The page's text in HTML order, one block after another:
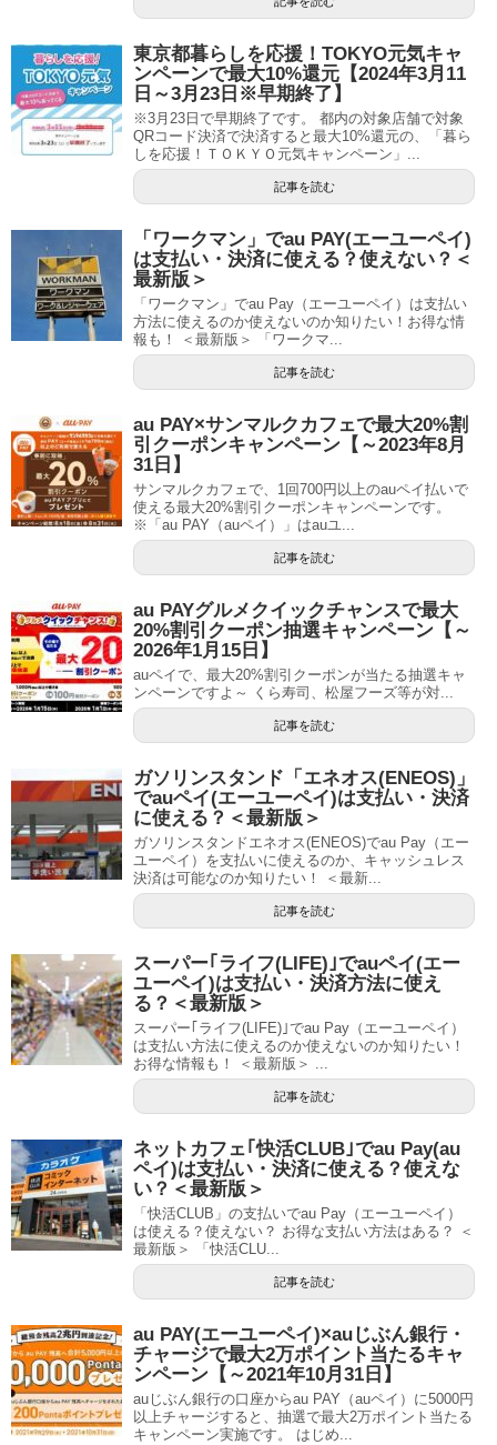
東京都暮らしを応援！TOKYO元気キャ
ンペーンで最大10%還元【2024年3月11
日～3月23日※早期終了】
※3月23日で早期終了です。 都内の対象店舗で対象
QRコード決済で決済すると最大10%還元の、「暮ら
しを応援！ＴＯＫＹＯ元気キャンペーン」...
記事を読む
「ワークマン」でau PAY(エーユーペイ)
は支払い・決済に使える？使えない？＜
最新版＞
「ワークマン」でau Pay（エーユーペイ）は支払い
方法に使えるのか使えないのか知りたい！お得な情
報も！ ＜最新版＞ 「ワークマ...
記事を読む
au PAY×サンマルクカフェで最大20%割
引クーポンキャンペーン【～2023年8月
31日】
サンマルクカフェで、1回700円以上のauペイ払いで
使える最大20%割引クーポンキャンペーンです。
※「au PAY（auペイ）」はauユ...
記事を読む
au PAYグルメクイックチャンスで最大
20%割引クーポン抽選キャンペーン【～
2026年1月15日】
auペイで、最大20%割引クーポンが当たる抽選キャ
ンペーンですよ～ くら寿司、松屋フーズ等が対...
記事を読む
ガソリンスタンド「エネオス(ENEOS)」
でauペイ(エーユーペイ)は支払い・決済
に使える？＜最新版＞
ガソリンスタンドエネオス(ENEOS)でau Pay（エー
ユーペイ）を支払いに使えるのか、キャッシュレス
決済は可能なのか知りたい！ ＜最新...
記事を読む
スーパー｢ライフ(LIFE)｣でauペイ(エー
ユーペイ)は支払い・決済方法に使え
る？＜最新版＞
スーパー｢ライフ(LIFE)｣でau Pay（エーユーペイ）
は支払い方法に使えるのか使えないのか知りたい！
お得な情報も！ ＜最新版＞ ...
記事を読む
ネットカフェ｢快活CLUB｣でau Pay(au
ペイ)は支払い・決済に使える？使えな
い？＜最新版＞
「快活CLUB」の支払いでau Pay（エーユーペイ）
は使える？使えない？ お得な支払い方法はある？ ＜
最新版＞ 「快活CLU...
記事を読む
au PAY(エーユーペイ)×auじぶん銀行・
チャージで最大2万ポイント当たるキャ
ンペーン【～2021年10月31日】
auじぶん銀行の口座からau PAY（auペイ）に5000円
以上チャージすると、抽選で最大2万ポイント当たる
キャンペーン実施です。 はじめ...